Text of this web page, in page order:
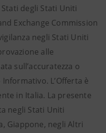
degli Stati Uniti
Exchange Commission
negli Stati Uniti
alle
sull’accuratezza o
L’Offerta è
in Italia. La presente
negli Stati Uniti
Giappone, negli Altri